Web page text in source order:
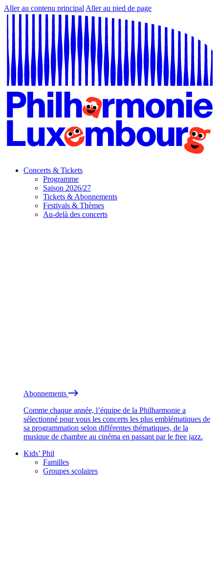
Aller au contenu principal Aller au pied de page
Concerts & Tickets
Programme
Saison 2026/27
Tickets & Abonnements
Festivals & Thèmes
Au-delà des concerts
Abonnements
Comme chaque année, l’équipe de la Philharmonie a
sélectionné pour vous les concerts les plus emblématiques de
sa programmation selon différentes thématiques, de la
musique de chambre au cinéma en passant par le free jazz.
Kids’ Phil
Familles
Groupes scolaires